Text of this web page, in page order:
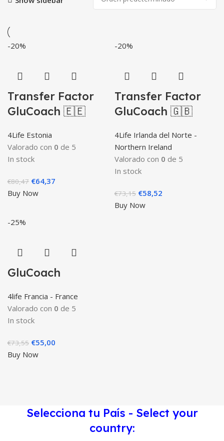
-20%
Transfer Factor
GluCoach 🇪🇪
4Life Estonia
Valorado con 0 de 5
In stock
€80,47 El
precio
€64,37
Buy Now
-20%
Transfer Factor
GluCoach 🇬🇧
4Life Irlanda del Norte -
Northern Ireland
Valorado con 0 de 5
In stock
€73,15 El
precio
€58,52
Buy Now
-25%
GluCoach
4life Francia - France
Valorado con 0 de 5
In stock
€73,55 El
precio
€55,00
Buy Now
Selecciona tu País - Select your
country: